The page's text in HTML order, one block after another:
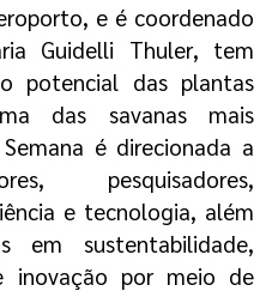
e é coordenado
Guidelli Thuler, tem
potencial das plantas
das savanas mais
é direcionada a
pesquisadores,
e tecnologia, além
em sustentabilidade,
inovação por meio de